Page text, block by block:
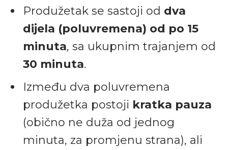
Produžetak se sastoji od dva
dijela (poluvremena) od po 15
minuta, sa ukupnim trajanjem od
30 minuta.
Između dva poluvremena
produžetka postoji kratka pauza
(obično ne duža od jednog
minuta, za promjenu strana), ali